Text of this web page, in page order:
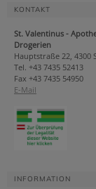
KONTAKT
St. Valentinus -
Drogerien
Hauptstraße 22, 4300
Tel. +43 7435 52413
Fax +43 7435 54950
E-Mail
INFORMATION